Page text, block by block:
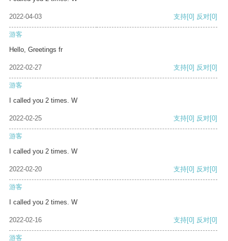
2022-04-03 支持[0] 反对[0]
游客
Hello, Greetings fr
2022-02-27 支持[0] 反对[0]
游客
I called you 2 times. W
2022-02-25 支持[0] 反对[0]
游客
I called you 2 times. W
2022-02-20 支持[0] 反对[0]
游客
I called you 2 times. W
2022-02-16 支持[0] 反对[0]
游客